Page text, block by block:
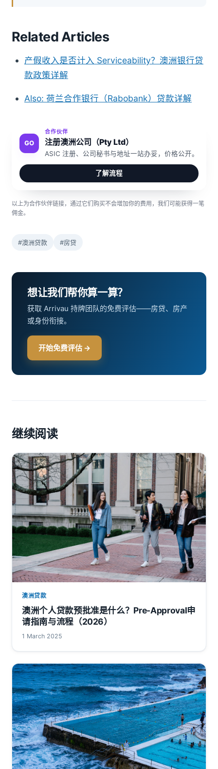
Related Articles
产假收入是否计入 Serviceability？澳洲银行贷
款政策详解
Also: 荷兰合作银行（Rabobank）贷款详解
GO
合作伙伴
注册澳洲公司（Pty Ltd）
ASIC 注册、公司秘书与地址一站办妥，价格公开。
了解流程
以上为合作伙伴链接，通过它们购买不会增加你的费用，我们可能获得一笔
佣金。
#澳洲贷款 #房贷
想让我们帮你算一算？
获取 Arrivau 持牌团队的免费评估——房贷、房产
或身份衔接。
开始免费评估 →
继续阅读
澳洲贷款
澳洲个人贷款预批准是什么？Pre-Approval申
请指南与流程（2026）
1 March 2025